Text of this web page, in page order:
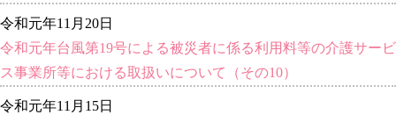
令和元年11月20日
令和元年台風第19号による被災者に係る利用料等の介護サービ
ス事業所等における取扱いについて（その10）
令和元年11月15日